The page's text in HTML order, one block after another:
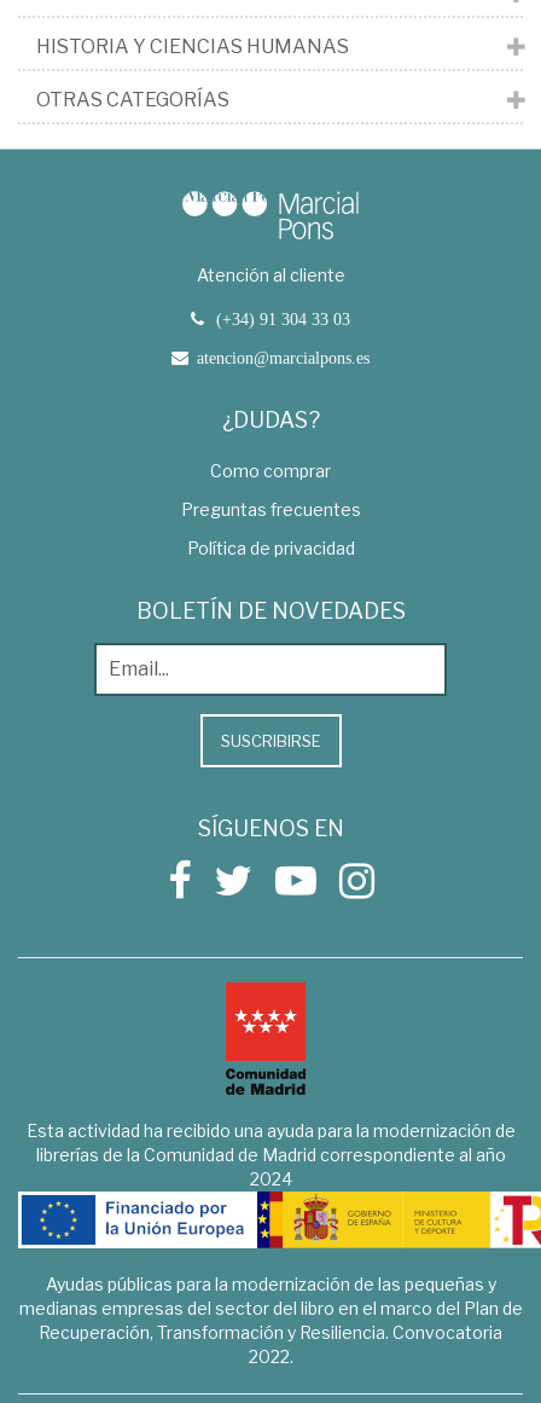
HISTORIA Y CIENCIAS HUMANAS
OTRAS CATEGORÍAS
Atención al cliente
(+34) 91 304 33 03
atencion@marcialpons.es
¿DUDAS?
Como comprar
Preguntas frecuentes
Política de privacidad
BOLETÍN DE NOVEDADES
SUSCRIBIRSE
SÍGUENOS EN
Esta actividad ha recibido una ayuda para la modernización de
librerías de la Comunidad de Madrid correspondiente al año
2024
Ayudas públicas para la modernización de las pequeñas y
medianas empresas del sector del libro en el marco del Plan de
Recuperación, Transformación y Resiliencia. Convocatoria
2022.